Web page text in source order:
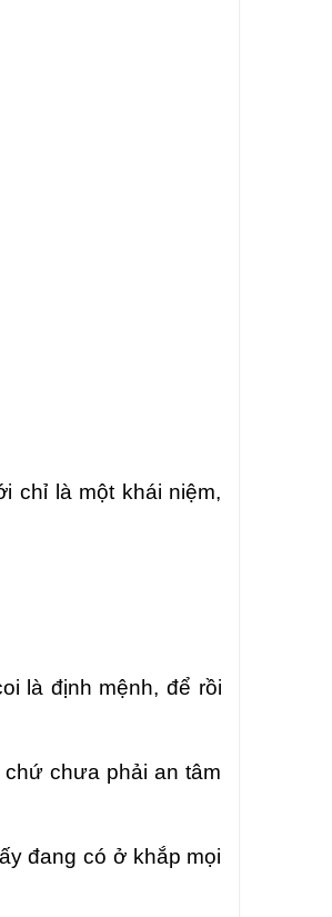
chỉ là một khái niệm,
là định mệnh, để rồi
chưa phải an tâm
đang có ở khắp mọi